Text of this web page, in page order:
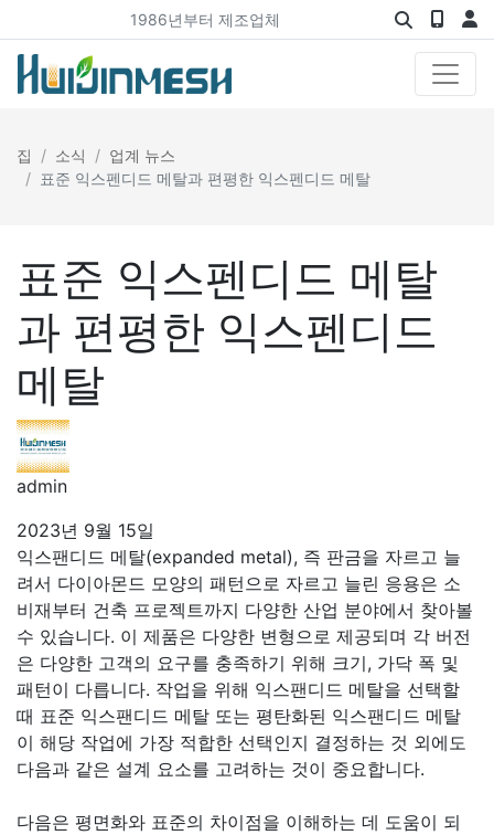
1986년부터 제조업체
집 소식
업계 뉴스
표준 익스펜디드 메탈과 편평한 익스펜디드 메탈
표준 익스펜디드 메탈
과 편평한 익스펜디드
메탈
admin
2023년 9월 15일
익스팬디드 메탈(expanded metal), 즉 판금을 자르고 늘
려서 다이아몬드 모양의 패턴으로 자르고 늘린 응용은 소
비재부터 건축 프로젝트까지 다양한 산업 분야에서 찾아볼
수 있습니다. 이 제품은 다양한 변형으로 제공되며 각 버전
은 다양한 고객의 요구를 충족하기 위해 크기, 가닥 폭 및
패턴이 다릅니다. 작업을 위해 익스팬디드 메탈을 선택할
때 표준 익스팬디드 메탈 또는 평탄화된 익스팬디드 메탈
이 해당 작업에 가장 적합한 선택인지 결정하는 것 외에도
다음과 같은 설계 요소를 고려하는 것이 중요합니다.
다음은 평면화와 표준의 차이점을 이해하는 데 도움이 되